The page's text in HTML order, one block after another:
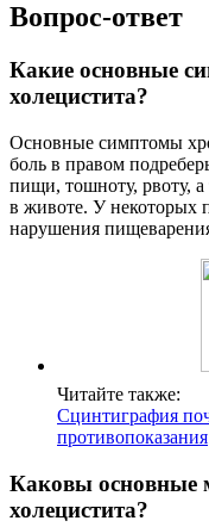
Вопрос-ответ
Какие основные
холецистита?
Основные симптомы
боль в правом
пищи, тошноту, рвоту, а
в животе. У некоторых
нарушения
Читайте также:
Сцинтиграфия
противопоказания
Каковы основные
холецистита?